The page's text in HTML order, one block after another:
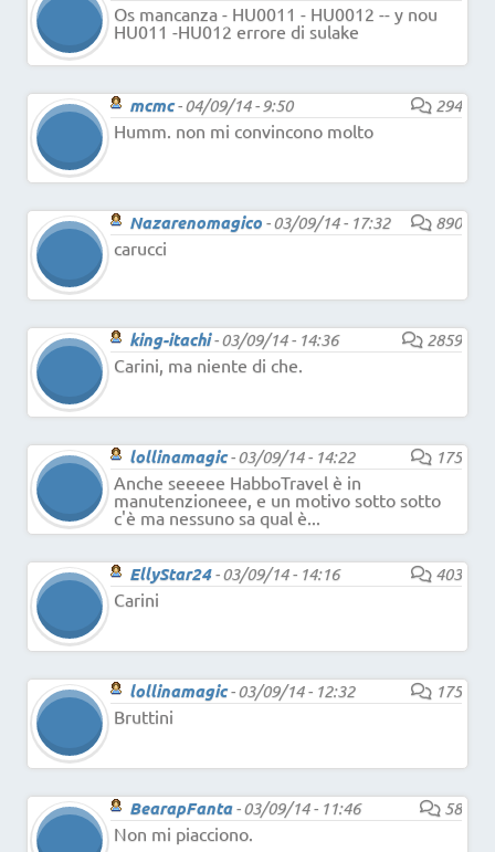
Os mancanza - HU0011 - HU0012 -- y nou
HU011 -HU012 errore di sulake
mcmc-04/09/14 - 9:50
294
Humm. non mi convincono molto
Nazarenomagico -03/09/14 - 17:32
890
carucci
king-itachi-03/09/14 - 14:36
2859
Carini, ma niente di che.
lollinamagic-03/09/14 - 14:22
175
Anche seeeee HabboTravel è in
manutenzioneee, e un motivo sotto sotto
c'è ma nessuno sa qual è...
EllyStar24-03/09/14 - 14:16
403
Carini
lollinamagic-03/09/14 - 12:32
175
Bruttini
BearapFanta-03/09/14 - 11:46
58
Non mi piacciono.